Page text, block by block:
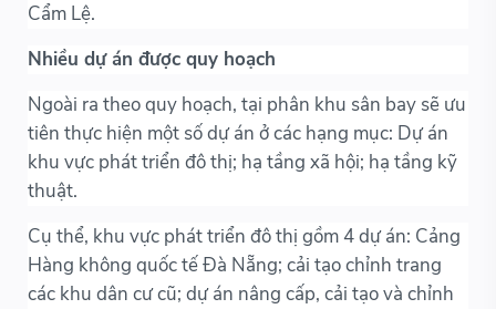
Cẩm Lệ.
Nhiều dự án được quy hoạch
Ngoài ra theo quy hoạch, tại phân khu sân bay sẽ ưu
tiên thực hiện một số dự án ở các hạng mục: Dự án
khu vực phát triển đô thị; hạ tầng xã hội; hạ tầng kỹ
thuật.
Cụ thể, khu vực phát triển đô thị gồm 4 dự án: Cảng
Hàng không quốc tế Đà Nẵng; cải tạo chỉnh trang
các khu dân cư cũ; dự án nâng cấp, cải tạo và chỉnh